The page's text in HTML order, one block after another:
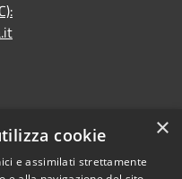
×
cookie
e assimilati strettamente